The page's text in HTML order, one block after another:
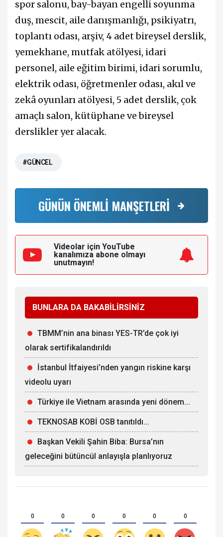
spor salonu, bay-bayan engelli soyunma
duş, mescit, aile danışmanlığı, psikiyatrı,
toplantı odası, arşiv, 4 adet bireysel derslik,
yemekhane, mutfak atölyesi, idari
personel, aile eğitim birimi, idari sorumlu,
elektrik odası, öğretmenler odası, akıl ve
zekâ oyunları atölyesi, 5 adet derslik, çok
amaçlı salon, kütüphane ve bireysel
derslikler yer alacak.
#GÜNCEL
GÜNÜN ÖNEMLİ MANŞETLERİ
Videolar için YouTube
kanalımıza abone olmayı
unutmayın!
BUNLARA DA BAKABİLİRSİNİZ
TBMM’nin ana binası YES-TR’de çok iyi
olarak sertifikalandırıldı
İstanbul İtfaiyesi’nden yangın riskine karşı
videolu uyarı
Türkiye ile Vietnam arasında yeni dönem...
TEKNOSAB KOBİ OSB tanıtıldı...
Başkan Vekili Şahin Biba: Bursa’nın
geleceğini bütüncül anlayışla planlıyoruz
0 0 0 0 0 0